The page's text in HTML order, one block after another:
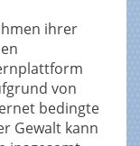
ihrer
von
bedingte
Gewalt kann